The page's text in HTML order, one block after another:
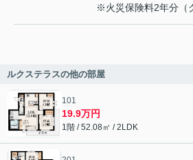
※火災保険料2年分（
ルクステラスの他の部屋
101
19.9万円
1階 / 52.08㎡ / 2LDK